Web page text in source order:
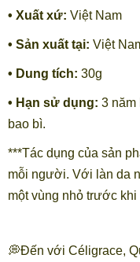
• Xuất xứ: Việt Nam
• Sản xuất tại: Việt
• Dung tích: 30g
• Hạn sử dụng: 3 năm
bao bì.
***Tác dụng của sản
mỗi người. Với làn da
một vùng nhỏ trước
💭Đến với Céligrace,